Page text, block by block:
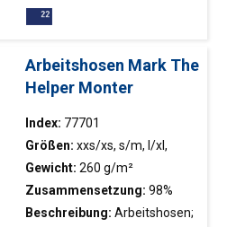
wasserdichtem und
(230 g/m2) im Knie- und
Unterschenkelbereich;
Taschen für Knieschoner zur
Anbringung von unten; interne
Taillenweitenverstellung;
Beinlängenverstellung; Schnitt
auf der Rückseite des Beines
zur Formung des Knies; 7
Arbeitshosen Mark The
Helper Monter
Index: 77701
Größen: xxs/xs, s/m, l/xl,
xxl/xxxl
Gewicht: 260 g/m²
Zusammensetzung: 98%
Baumwolle, 2% Elasthan
Beschreibung: Arbeitshosen;